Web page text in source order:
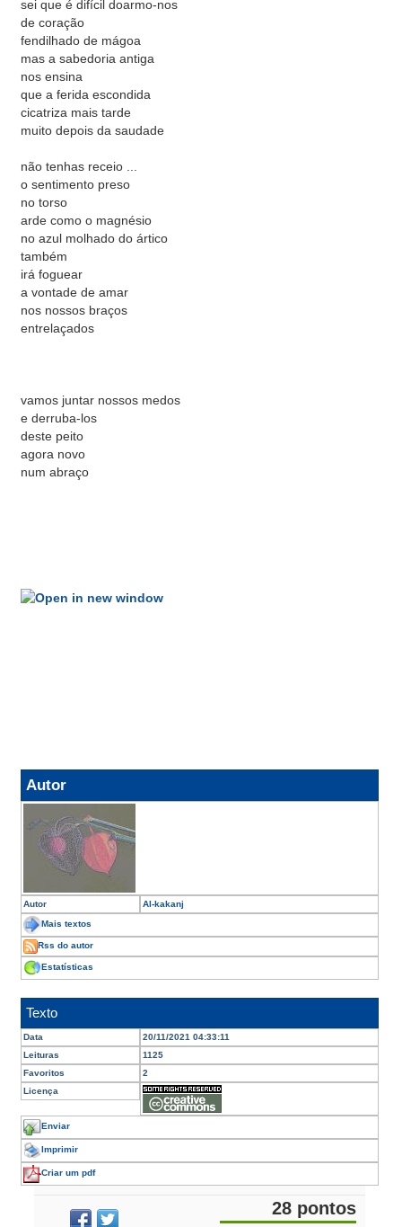
sei que é difícil doarmo-nos
de coração
fendilhado de mágoa
mas a sabedoria antiga
nos ensina
que a ferida escondida
cicatriza mais tarde
muito depois da saudade
não tenhas receio ...
o sentimento preso
no torso
arde como o magnésio
no azul molhado do ártico
também
irá foguear
a vontade de amar
nos nossos braços
entrelaçados
vamos juntar nossos medos
e derruba-los
deste peito
agora novo
num abraço
Autor
Autor Al-kakanj
Mais textos
Rss do autor
Estatísticas
Texto
Data
20/11/2021 04:33:11
Leituras
1125
Favoritos
2
Licença
Enviar
Imprimir
Criar um pdf
28 pontos